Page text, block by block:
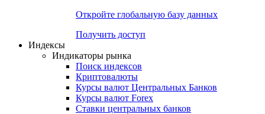
Откройте глобальную базу данных
Получить доступ
Индексы
Индикаторы рынка
Поиск индексов
Криптовалюты
Курсы валют Центральных Банков
Курсы валют Forex
Ставки центральных банков